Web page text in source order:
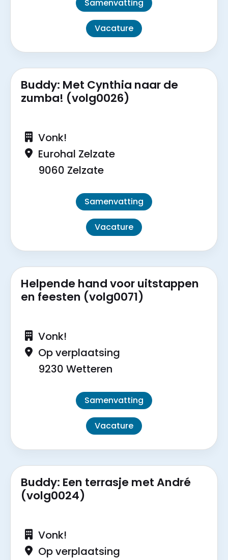
Samenvatting
Vacature
Buddy: Met Cynthia naar de
zumba! (volg0026)
Vonk!
Eurohal Zelzate
9060 Zelzate
Samenvatting
Vacature
Helpende hand voor uitstappen
en feesten (volg0071)
Vonk!
Op verplaatsing
9230 Wetteren
Samenvatting
Vacature
Buddy: Een terrasje met André
(volg0024)
Vonk!
Op verplaatsing